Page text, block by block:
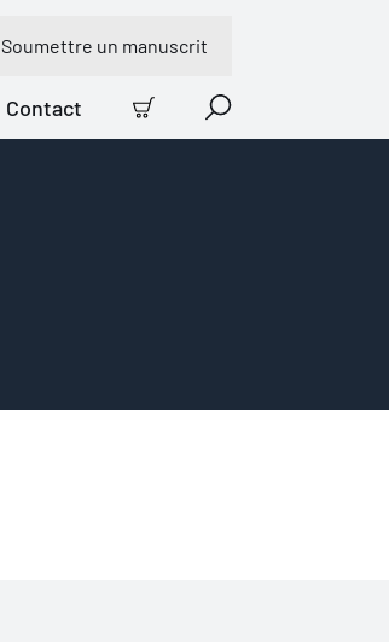
Soumettre un manuscrit
Contact
Panier Recherche